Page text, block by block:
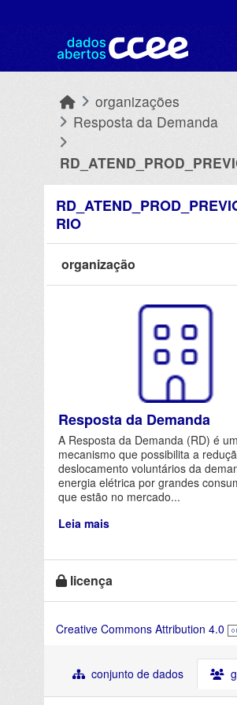
organizações
Resposta da Demanda
RIO
organização
Resposta da Demanda
A Resposta da Demanda (RD) é um
mecanismo que possibilita a
deslocamento voluntários da
energia elétrica por grandes
que estão no mercado...
Leia mais
licença
Creative Commons Attribution 4.0
conjunto de dados